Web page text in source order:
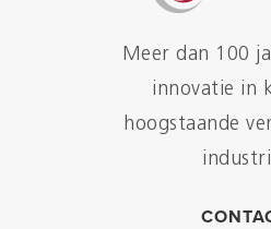
Meer dan 100
innovatie in
hoogstaande